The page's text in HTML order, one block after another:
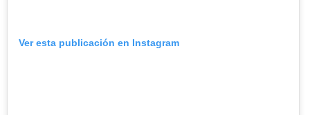
Ver esta publicación en Instagram